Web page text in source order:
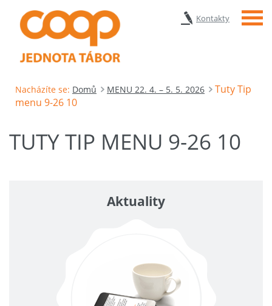
Kontakty Menu
Nacházíte se: Domů MENU 22. 4. – 5. 5. 2026
Tuty Tip
menu 9-26 10
TUTY TIP MENU 9-26 10
Aktuality